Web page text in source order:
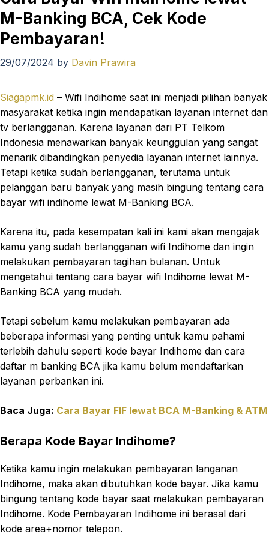
M-Banking BCA, Cek Kode
Pembayaran!
29/07/2024 by Davin Prawira
Siagapmk.id – Wifi Indihome saat ini menjadi pilihan banyak
masyarakat ketika ingin mendapatkan layanan internet dan
tv berlangganan. Karena layanan dari PT Telkom
Indonesia menawarkan banyak keunggulan yang sangat
menarik dibandingkan penyedia layanan internet lainnya.
Tetapi ketika sudah berlangganan, terutama untuk
pelanggan baru banyak yang masih bingung tentang cara
bayar wifi indihome lewat M-Banking BCA.
Karena itu, pada kesempatan kali ini kami akan mengajak
kamu yang sudah berlangganan wifi Indihome dan ingin
melakukan pembayaran tagihan bulanan. Untuk
mengetahui tentang cara bayar wifi Indihome lewat M-
Banking BCA yang mudah.
Tetapi sebelum kamu melakukan pembayaran ada
beberapa informasi yang penting untuk kamu pahami
terlebih dahulu seperti kode bayar Indihome dan cara
daftar m banking BCA jika kamu belum mendaftarkan
layanan perbankan ini.
Baca Juga: Cara Bayar FIF lewat BCA M-Banking & ATM
Berapa Kode Bayar Indihome?
Ketika kamu ingin melakukan pembayaran langanan
Indihome, maka akan dibutuhkan kode bayar. Jika kamu
bingung tentang kode bayar saat melakukan pembayaran
Indihome. Kode Pembayaran Indihome ini berasal dari
kode area+nomor telepon.